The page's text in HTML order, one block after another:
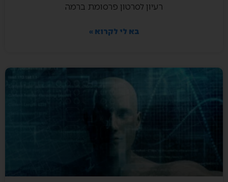
רעיון לסרטון פרסומת ברמה
בא לי לקרוא »